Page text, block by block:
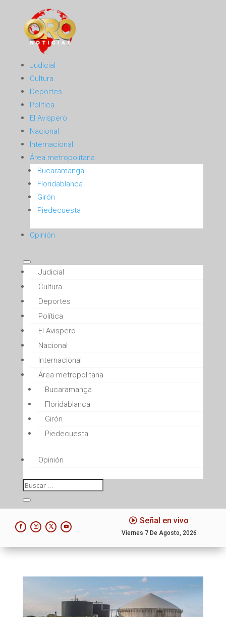
Judicial
Cultura
Deportes
Política
El Avispero
Nacional
Internacional
Área metropolitana
Bucaramanga
Floridablanca
Girón
Piedecuesta
Opinión
Judicial
Cultura
Deportes
Política
El Avispero
Nacional
Internacional
Área metropolitana
Bucaramanga
Floridablanca
Girón
Piedecuesta
Opinión
Señal en vivo
Viernes 7 De Agosto, 2026